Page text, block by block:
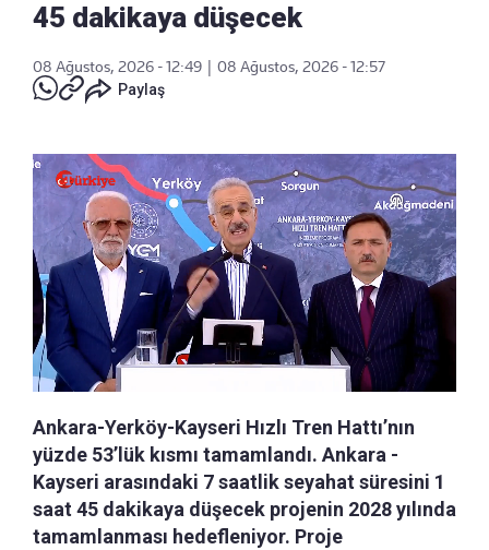
45 dakikaya düşecek
08 Ağustos, 2026 - 12:49
08 Ağustos, 2026 - 12:57
Paylaş
Ankara-Yerköy-Kayseri Hızlı Tren Hattı’nın
yüzde 53’lük kısmı tamamlandı. Ankara -
Kayseri arasındaki 7 saatlik seyahat süresini 1
saat 45 dakikaya düşecek projenin 2028 yılında
tamamlanması hedefleniyor. Proje